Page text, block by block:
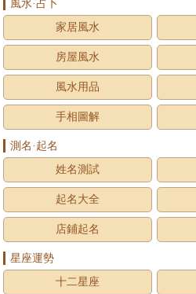
風水·占卜
家居風水
房屋風水
風水用品
手相圖解
測名·起名
姓名測試
起名大全
店鋪起名
星座運勢
十二星座